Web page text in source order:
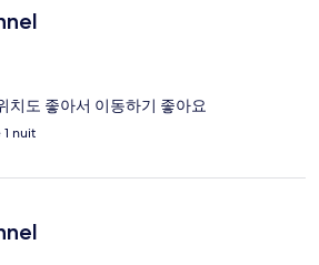
치도 좋아서 이동하기 좋아요
nuit